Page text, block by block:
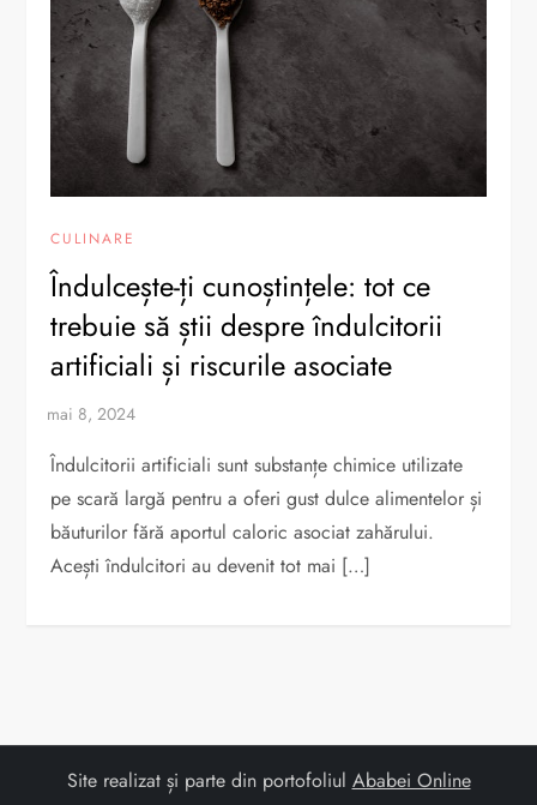
CULINARE
Îndulcește-ți cunoștințele: tot ce
trebuie să știi despre îndulcitorii
artificiali și riscurile asociate
Îndulcitorii artificiali sunt substanțe chimice utilizate
pe scară largă pentru a oferi gust dulce alimentelor și
băuturilor fără aportul caloric asociat zahărului.
Acești îndulcitori au devenit tot mai […]
Site realizat și parte din portofoliul Ababei Online